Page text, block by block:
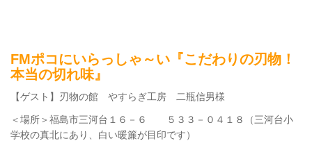
FMポコにいらっしゃ～い『こだわりの刃物！
本当の切れ味』
【ゲスト】刃物の館 やすらぎ工房 二瓶信男様
＜場所＞福島市三河台１６－６ ５３３－０４１８（三河台小
学校の真北にあり、白い暖簾が目印です）